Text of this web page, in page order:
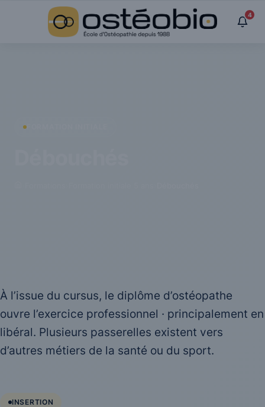
4
À l’issue du cursus, le diplôme d’ostéopathe
ouvre l’exercice professionnel · principalement en
libéral. Plusieurs passerelles existent vers
d’autres métiers de la santé ou du sport.
INSERTION
Panneau de gestion des cookies